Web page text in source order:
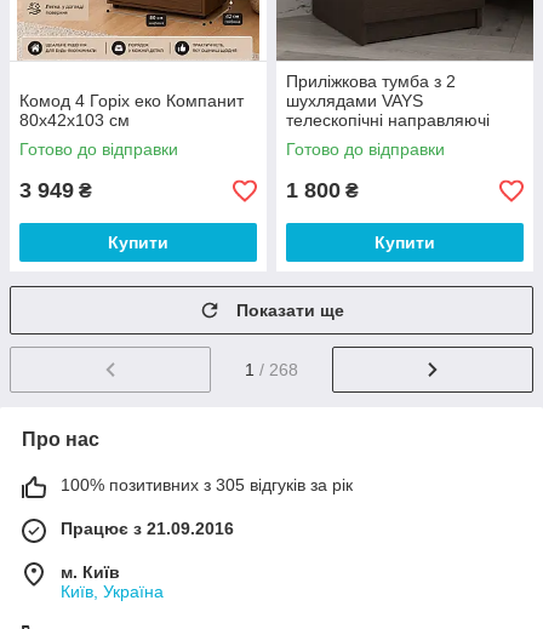
Комод 4 Горіх еко Компанит
80х42х103 см
Готово до відправки
3 949 ₴
Купити
Приліжкова тумба з 2
шухлядами VAYS
телескопічні направляючі
Венге Темний 40х40х53 см
Готово до відправки
1 800 ₴
Купити
Показати ще
1 / 268
Про нас
100% позитивних з 305 відгуків за рік
Працює з 21.09.2016
м. Київ
Київ, Україна